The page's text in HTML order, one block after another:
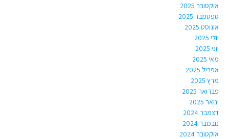
אוקטובר 2025
ספטמבר 2025
אוגוסט 2025
יולי 2025
יוני 2025
מאי 2025
אפריל 2025
מרץ 2025
פברואר 2025
ינואר 2025
דצמבר 2024
נובמבר 2024
אוקטובר 2024